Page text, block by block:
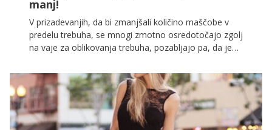
manj!
V prizadevanjih, da bi zmanjšali količino maščobe v
predelu trebuha, se mnogi zmotno osredotočajo zgolj
na vaje za oblikovanja trebuha, pozabljajo pa, da je
mišic, za kar pa ne potrebujete nobenih posebnih
naprav ali vadb. Dovolj bodo že tri vaje, s pomočjo
katerih boste ob striktnem programu vadbe v le nekaj
tednih oblikovali idealne 'ljubezenske ročke'.